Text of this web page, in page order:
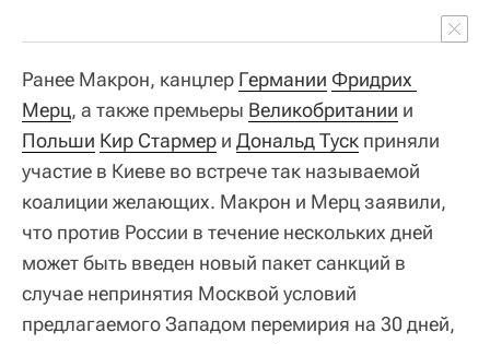
Ранее Макрон, канцлер Германии Фридрих
Мерц, а также премьеры Великобритании и
Польши Кир Стармер и Дональд Туск приняли
участие в Киеве во встрече так называемой
коалиции желающих. Макрон и Мерц заявили,
что против России в течение нескольких дней
может быть введен новый пакет санкций в
случае непринятия Москвой условий
предлагаемого Западом перемирия на 30 дней,